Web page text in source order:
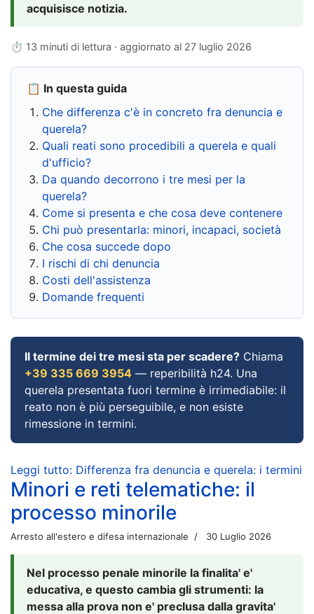
acquisisce notizia.
⏱ 13 minuti di lettura · aggiornato al 27 luglio 2026
📋 In questa guida
Che differenza c'è in concreto fra denuncia e
querela?
Quali reati sono procedibili a querela e quali
d'ufficio?
Da quando decorrono i tre mesi per la
querela?
Come si presenta e che cosa deve contenere
Chi può presentarla: minori, incapaci, società
Che cosa succede dopo
I rischi di chi denuncia
Costi dell'assistenza
Domande frequenti
Il termine dei tre mesi sta per scadere? Chiama
+39 335 669 3954 — reperibilità h24. Una
querela presentata fuori termine è irrimediabile: il
reato non è più perseguibile, e non esiste
rimessione in termini.
Leggi tutto: Differenza fra denuncia e querela: i termini
Minori e reti telematiche: il
processo minorile
Arresto all'estero e difesa internazionale 30 Luglio 2026
Nel processo penale minorile la finalita' e'
educativa, e questo cambia gli strumenti: la
messa alla prova non e' preclusa dalla gravita'